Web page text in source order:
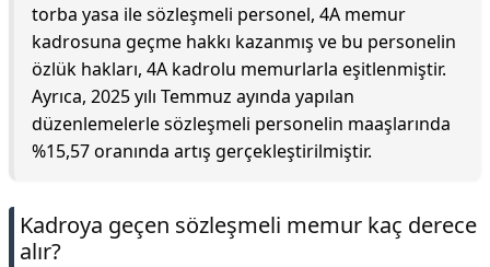
torba yasa ile sözleşmeli personel, 4A memur
kadrosuna geçme hakkı kazanmış ve bu personelin
özlük hakları, 4A kadrolu memurlarla eşitlenmiştir.
Ayrıca, 2025 yılı Temmuz ayında yapılan
düzenlemelerle sözleşmeli personelin maaşlarında
%15,57 oranında artış gerçekleştirilmiştir.
Kadroya geçen sözleşmeli memur kaç derece
alır?